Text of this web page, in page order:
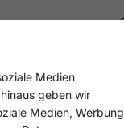
Medien
geben wir
Medien, Werbung